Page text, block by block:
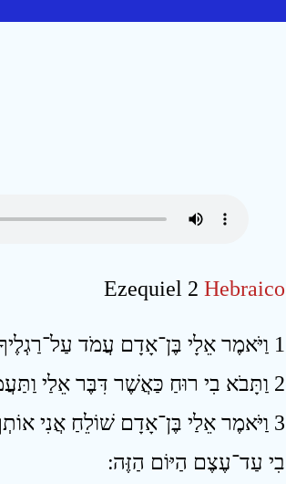
Ezequiel 2 Hebraico
1 וַיֹּאמֶר אֵלָי בֶּן־אָדָם עֲמֹד עַל־רַגְלֶיךָ וַאֲדַבֵּר אֹתָךְ ׃
2 וַתָּבֹא בִי רוּחַ כַּאֲשֶׁר דִּבֶּר אֵלַי וַתַּעֲמִדֵנִי עַל־רַגְלָי וָאֶשְׁמַע אֵת מִדַּבֵּר אֵלָי ׃
3 וַיֹּאמֶר אֵלַי בֶּן־אָדָם שׁוֹלֵחַ אֲנִי
בִי עַד־עֶצֶם הַיּוֹם הַזֶּה ׃